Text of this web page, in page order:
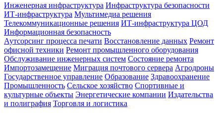
Инженерная инфраструктура Инфраструктура безопасности
ИТ-инфраструктура Мультимедиа решения
Телекоммуникационные решения ИТ-инфраструктура ЦОД
Информационная безопасность
Аутсорсинг процесса печати Восстановление данных Ремонт
офисной техники Ремонт промышленного оборудования
Обслуживание инженерных систем Состояние ремонта
Импортозамещение Миграция почтового сервера Агродроны
Государственное управление Образование Здравоохранение
Промышленность Сельское хозяйство Спортивные и
культурные объекты Энергетические компании Издательства
и полиграфия Торговля и логистика